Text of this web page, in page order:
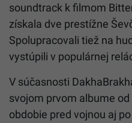
soundtrack k filmom
získala dve prestížne
Spolupracovali tiež na
vystúpili v populárnej
V súčasnosti
svojom prvom albume
obdobie pred vojnou aj